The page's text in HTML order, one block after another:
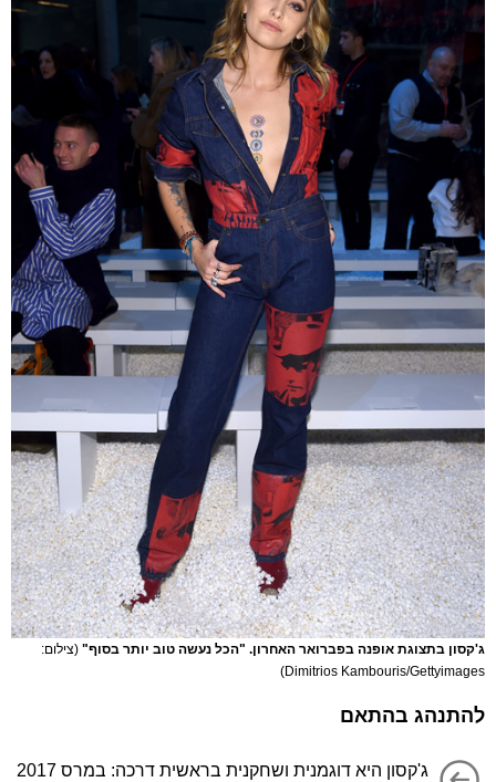
ג'קסון בתצוגת אופנה בפברואר האחרון. "הכל נעשה טוב יותר בסוף" (צילום:
Dimitrios Kambouris/Gettyimages)
להתנהג בהתאם
ג'קסון היא דוגמנית ושחקנית בראשית דרכה: במרס 2017